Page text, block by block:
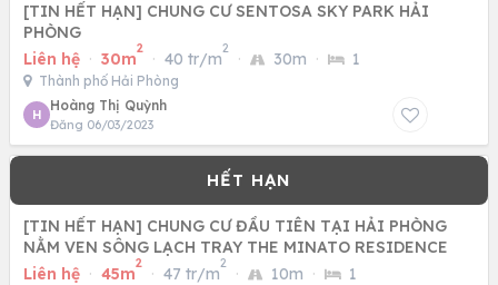
[TIN HẾT HẠN] CHUNG CƯ SENTOSA SKY PARK HẢI
PHÒNG
Liên hệ · 30m
2
· 40 tr/m
2
· 30m · 1
Thành phố Hải Phòng
H
Hoàng Thị Quỳnh
Đăng 06/03/2023
[TIN HẾT HẠN] CHUNG CƯ ĐẦU TIÊN TẠI HẢI PHÒNG
NẰM VEN SÔNG LẠCH TRAY THE MINATO RESIDENCE
Liên hệ · 45m
2
· 47 tr/m
2
· 10m · 1